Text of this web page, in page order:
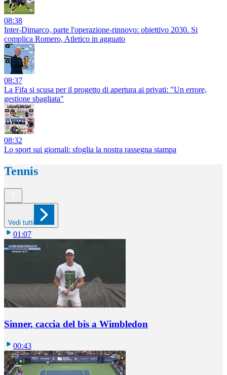
08:38
Inter-Dimarco, parte l'operazione-rinnovo: obiettivo 2030. Si
complica Romero, Atletico in agguato
08:37
La Fifa si scusa per il progetto di apertura ai privati: "Un errore,
gestione sbagliata"
08:32
Lo sport sui giornali: sfoglia la nostra rassegna stampa
Tennis
Vedi tutti
01:07
Sinner, caccia del bis a Wimbledon
00:43